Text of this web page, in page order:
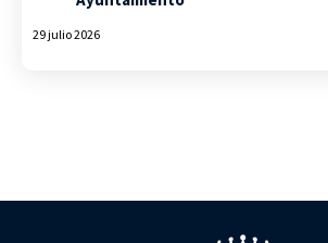
29 julio 2026